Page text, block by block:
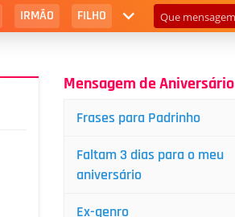
IRMÃO FILHO
Mensagem de Aniversário
Frases para Padrinho
Faltam 3 dias para o meu
aniversário
Ex-genro